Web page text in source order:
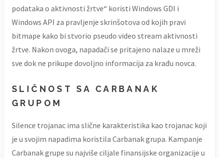
podataka o aktivnosti žrtve“ koristi Windows GDI i
Windows API za pravljenje skrinšotova od kojih pravi
bitmape kako bi stvorio pseudo video stream aktivnosti
žrtve. Nakon ovoga, napadači se pritajeno nalaze u mreži
sve dok ne prikupe dovoljno informacija za krađu novca.
SLIČNOST SA CARBANAK
GRUPOM
Silence trojanac ima slične karakteristika kao trojanac koji
je u svojim napadima koristila Carbanak grupa. Kampanje
Carbanak grupe su najviše ciljale finansijske organizacije u